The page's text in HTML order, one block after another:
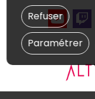
Paramétrer
Refuser